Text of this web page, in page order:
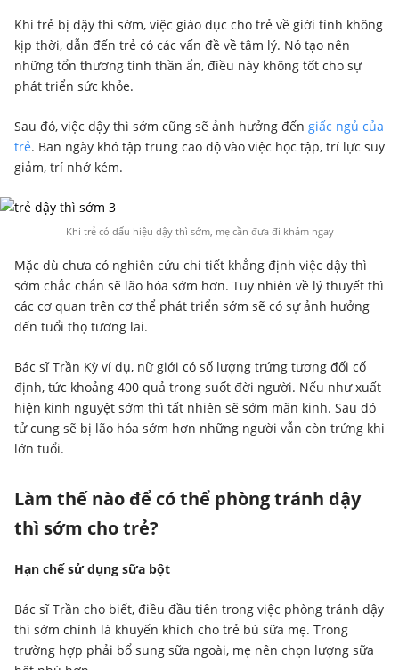
Khi trẻ bị dậy thì sớm, việc giáo dục cho trẻ về giới tính không
kịp thời, dẫn đến trẻ có các vấn đề về tâm lý. Nó tạo nên
những tổn thương tinh thần ẩn, điều này không tốt cho sự
phát triển sức khỏe.
Sau đó, việc dậy thì sớm cũng sẽ ảnh hưởng đến giấc ngủ của
trẻ. Ban ngày khó tập trung cao độ vào việc học tập, trí lực suy
giảm, trí nhớ kém.
Khi trẻ có dấu hiệu dậy thì sớm, mẹ cần đưa đi khám ngay
Mặc dù chưa có nghiên cứu chi tiết khẳng định việc dậy thì
sớm chắc chắn sẽ lão hóa sớm hơn. Tuy nhiên về lý thuyết thì
các cơ quan trên cơ thể phát triển sớm sẽ có sự ảnh hưởng
đến tuổi thọ tương lai.
Bác sĩ Trần Kỳ ví dụ, nữ giới có số lượng trứng tương đối cố
định, tức khoảng 400 quả trong suốt đời người. Nếu như xuất
hiện kinh nguyệt sớm thì tất nhiên sẽ sớm mãn kinh. Sau đó
tử cung sẽ bị lão hóa sớm hơn những người vẫn còn trứng khi
lớn tuổi.
Làm thế nào để có thể phòng tránh dậy
thì sớm cho trẻ?
Hạn chế sử dụng sữa bột
Bác sĩ Trần cho biết, điều đầu tiên trong việc phòng tránh dậy
thì sớm chính là khuyến khích cho trẻ bú sữa mẹ. Trong
trường hợp phải bổ sung sữa ngoài, mẹ nên chọn lượng sữa